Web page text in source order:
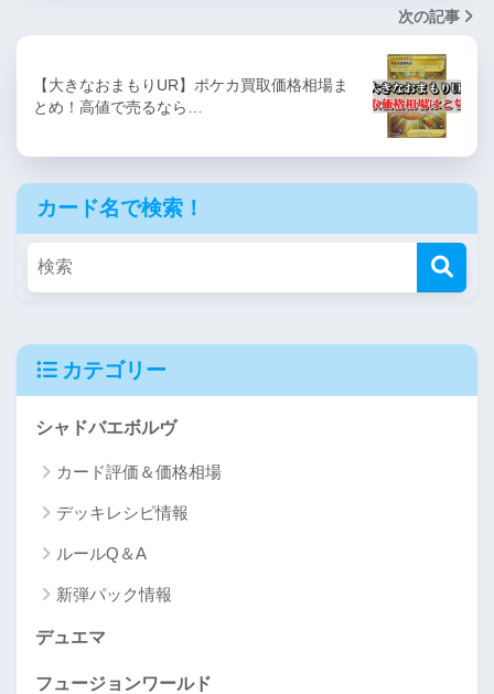
次の記事
【大きなおまもりUR】ポケカ買取価格相場ま
とめ！高値で売るなら…
カード名で検索！
カテゴリー
シャドバエボルヴ
カード評価＆価格相場
デッキレシピ情報
ルールQ＆A
新弾パック情報
デュエマ
フュージョンワールド